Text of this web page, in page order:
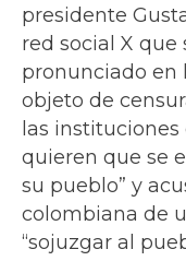
presidente
red social X que
pronunciado en
objeto de
las instituciones
quieren que se
su pueblo” y
colombiana de
“sojuzgar al